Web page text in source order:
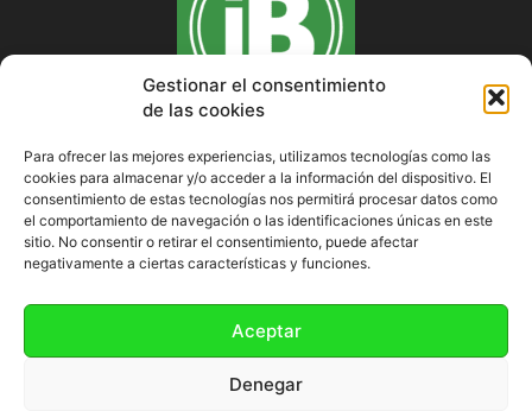
Gestionar el consentimiento
de las cookies
Para ofrecer las mejores experiencias, utilizamos tecnologías como las
cookies para almacenar y/o acceder a la información del dispositivo. El
consentimiento de estas tecnologías nos permitirá procesar datos como
el comportamiento de navegación o las identificaciones únicas en este
sitio. No consentir o retirar el consentimiento, puede afectar
negativamente a ciertas características y funciones.
Aceptar
Denegar
SOBRE NOSOTROS